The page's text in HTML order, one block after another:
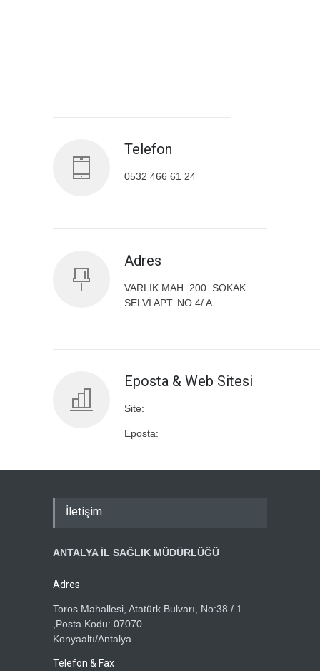
Telefon
0532 466 61 24
Adres
VARLIK MAH. 200. SOKAK
SELVİ APT. NO 4/ A
Eposta & Web Sitesi
Site:
Eposta:
İletişim
ANTALYA İL SAĞLIK MÜDÜRLÜĞÜ
Adres
Toros Mahallesi, Atatürk Bulvarı, No:38 / 1
,Posta Kodu: 07070
Konyaaltı/Antalya
Telefon & Fax